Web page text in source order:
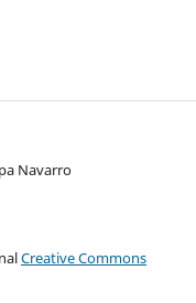
Navarro
Creative Commons